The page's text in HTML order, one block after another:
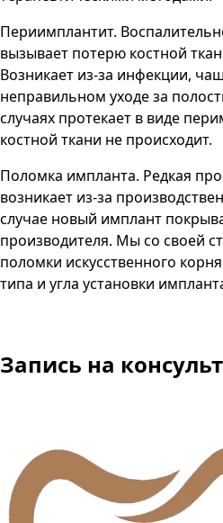
Периимплантит.
вызывает потерю костной
Возникает из-за инфекции,
неправильном уходе за
случаях протекает в виде
костной ткани не происходит.
Поломка импланта. Редкая
возникает из-за
случае новый имплант
производителя. Мы со своей
поломки искусственного
типа и угла установки
Запись на